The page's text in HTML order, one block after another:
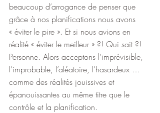
beaucoup d’arrogance de penser que
grâce à nos planifications nous avons
« éviter le pire ». Et si nous avions en
réalité « éviter le meilleur » ?! Qui sait ?!
Personne. Alors acceptons l’imprévisible,
l’improbable, l’aléatoire, l’hasardeux …
comme des réalités jouissives et
épanouissantes au même titre que le
contrôle et la planification.